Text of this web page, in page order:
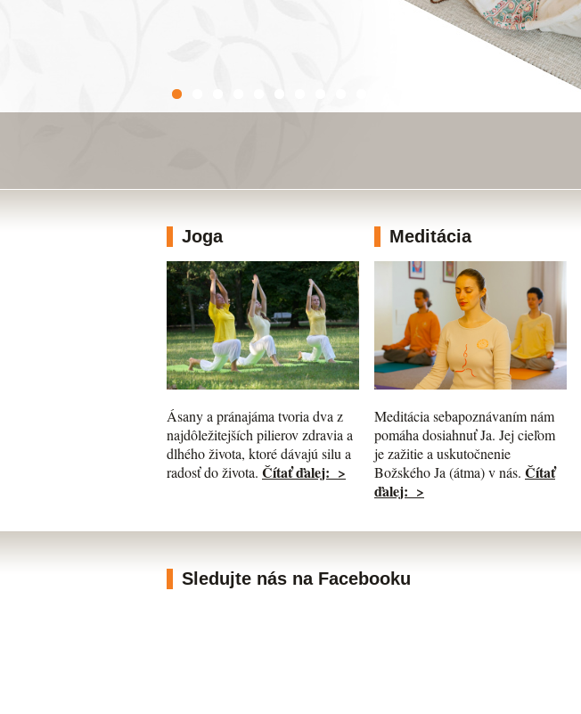
Joga
Ásany a pránajáma tvoria dva z
najdôležitejších pilierov zdravia a
dlhého života, ktoré dávajú silu a
radosť do života. Čítať ďalej: >
Meditácia
Meditácia sebapoznávaním nám
pomáha dosiahnuť Ja. Jej cieľom
je zažitie a uskutočnenie
Božského Ja (átma) v nás. Čítať
ďalej: >
Sledujte nás na Facebooku